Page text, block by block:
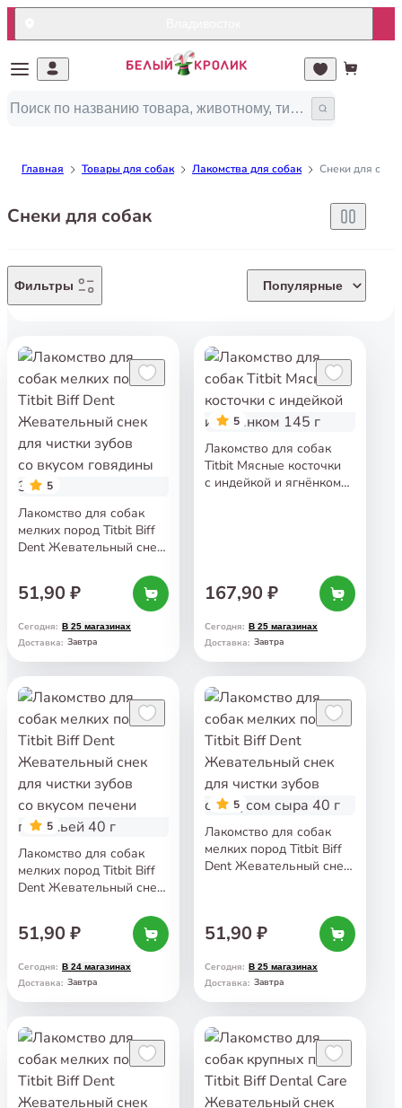
Главная Товары для собак Лакомства для собак Снеки для
Снеки для собак
Фильтры Популярные
5
Лакомство для собак
мелких пород Titbit Biff
Dent Жевательный снек
со вкусом говядины 35 г
51,90 ₽
Сегодня: В 25 магазинах
Доставка: Завтра
5
Лакомство для собак
Titbit Мясные косточки
с индейкой и ягнёнком
167,90 ₽
Сегодня: В 25 магазинах
Доставка: Завтра
5
Лакомство для собак
мелких пород Titbit Biff
Dent Жевательный снек
говяжьей 40 г
51,90 ₽
Сегодня: В 24 магазинах
Доставка: Завтра
5
Лакомство для собак
мелких пород Titbit Biff
Dent Жевательный снек
51,90 ₽
Сегодня: В 25 магазинах
Доставка: Завтра